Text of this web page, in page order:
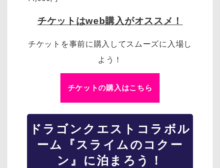
チケットはweb購入がオススメ！
チケットを事前に購入してスムーズに入場し
よう！
チケットの購入はこちら
ドラゴンクエスト コラボル
ーム『スライムのコクー
ン』に泊まろう！